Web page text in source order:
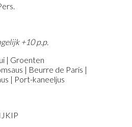
+10 p.p.
| Groenten
| Beurre de Paris |
| Port-kaneeljus